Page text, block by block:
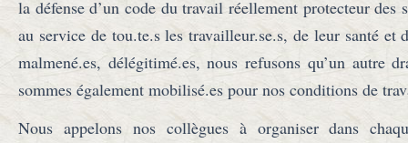
la défense d’un code du travail réellement protecteur des
au service de tou.te.s les travailleur.se.s, de leur santé et
malmené.es, délégitimé.es, nous refusons qu’un autre
sommes également mobilisé.es pour nos conditions de
Nous appelons nos collègues à organiser dans